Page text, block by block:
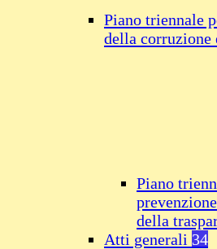
Piano triennale
della corruzione
Piano
della
Atti generali 34